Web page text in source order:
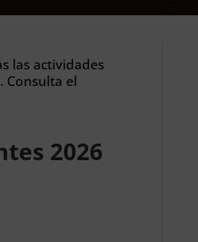
las actividades
Consulta el
2026